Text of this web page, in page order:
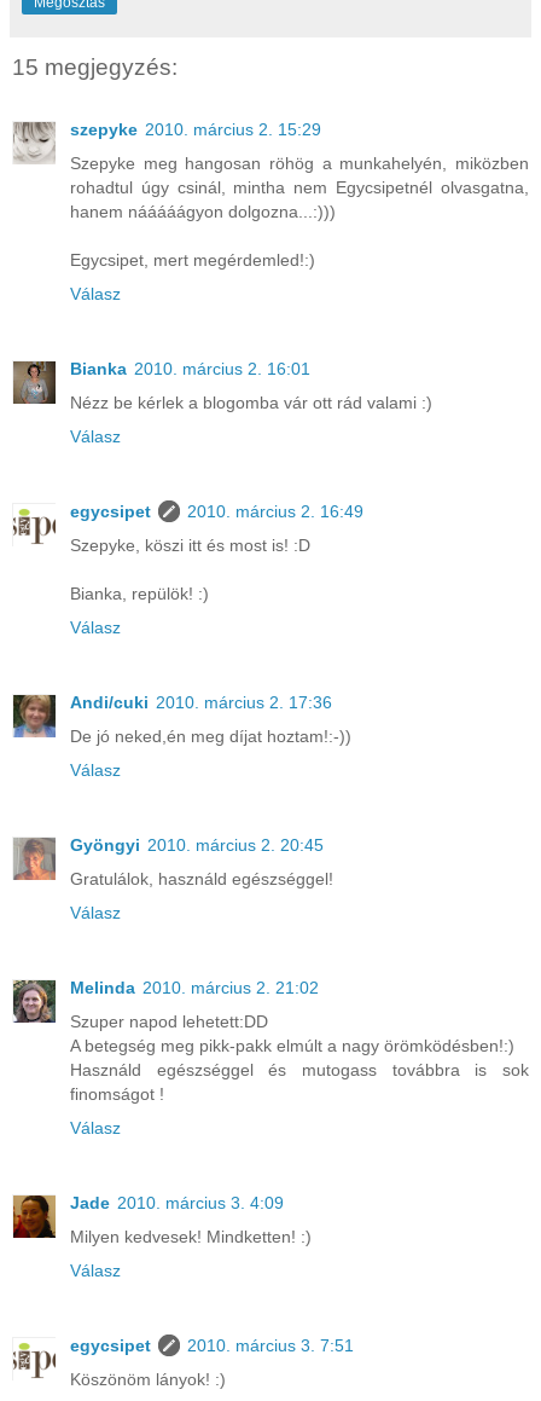
15 megjegyzés:
szepyke 2010. március 2. 15:29
Szepyke meg hangosan röhög a munkahelyén, miközben
rohadtul úgy csinál, mintha nem Egycsipetnél olvasgatna,
hanem nááááágyon dolgozna...:)))
Egycsipet, mert megérdemled!:)
Válasz
Bianka 2010. március 2. 16:01
Nézz be kérlek a blogomba vár ott rád valami :)
Válasz
egycsipet
2010. március 2. 16:49
Szepyke, köszi itt és most is! :D
Bianka, repülök! :)
Válasz
Andi/cuki 2010. március 2. 17:36
De jó neked,én meg díjat hoztam!:-))
Válasz
Gyöngyi 2010. március 2. 20:45
Gratulálok, használd egészséggel!
Válasz
Melinda 2010. március 2. 21:02
Szuper napod lehetett:DD
A betegség meg pikk-pakk elmúlt a nagy örömködésben!:)
Használd egészséggel és mutogass továbbra is sok
finomságot !
Válasz
Jade 2010. március 3. 4:09
Milyen kedvesek! Mindketten! :)
Válasz
egycsipet
2010. március 3. 7:51
Köszönöm lányok! :)